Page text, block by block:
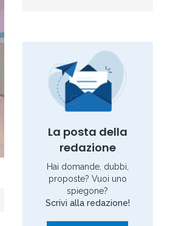
La posta della
redazione
Hai domande, dubbi,
proposte? Vuoi uno
spiegone?
Scrivi alla redazione!